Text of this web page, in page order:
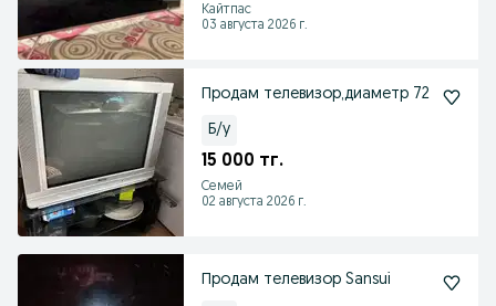
Кайтпас
03 августа 2026 г.
Продам телевизор,диаметр 72
Б/у
15 000 тг.
Семей
02 августа 2026 г.
Продам телевизор Sansui